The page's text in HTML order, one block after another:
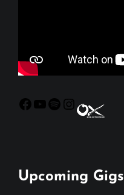
Facebook
YouTube
Spotify
Instagram
Upcoming Gigs